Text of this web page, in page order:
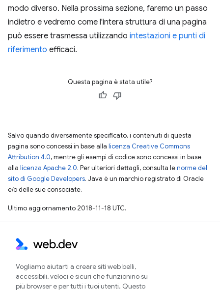
modo diverso. Nella prossima sezione, faremo un passo
indietro e vedremo come l'intera struttura di una pagina
può essere trasmessa utilizzando intestazioni e punti di
riferimento efficaci.
Questa pagina è stata utile?
Salvo quando diversamente specificato, i contenuti di questa
pagina sono concessi in base alla licenza Creative Commons
Attribution 4.0, mentre gli esempi di codice sono concessi in base
alla licenza Apache 2.0. Per ulteriori dettagli, consulta lenorme del
sito di Google Developers. Java è un marchio registrato di Oracle
e/o delle sue consociate.
Ultimo aggiornamento 2018-11-18 UTC.
Vogliamo aiutarti a creare siti web belli,
accessibili, veloci e sicuri che funzionino su
più browser e per tutti i tuoi utenti. Questo